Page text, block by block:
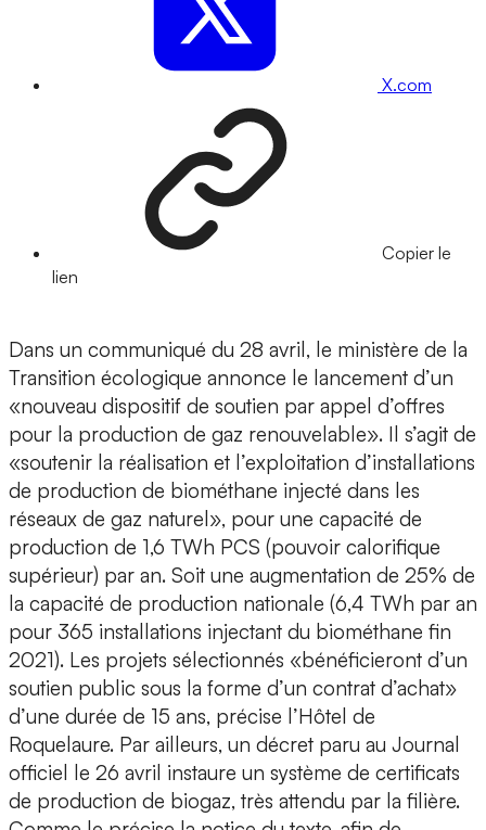
X.com
Copier le
lien
Dans un communiqué du 28 avril, le ministère de la
Transition écologique annonce le lancement d’un
«nouveau dispositif de soutien par appel d’offres
pour la production de gaz renouvelable». Il s’agit de
«soutenir la réalisation et l’exploitation d’installations
de production de biométhane injecté dans les
réseaux de gaz naturel», pour une capacité de
production de 1,6 TWh PCS (pouvoir calorifique
supérieur) par an. Soit une augmentation de 25% de
la capacité de production nationale (6,4 TWh par an
pour 365 installations injectant du biométhane fin
2021). Les projets sélectionnés «bénéficieront d’un
soutien public sous la forme d’un contrat d’achat»
d’une durée de 15 ans, précise l’Hôtel de
Roquelaure. Par ailleurs, un décret paru au Journal
officiel le 26 avril instaure un système de certificats
de production de biogaz, très attendu par la filière.